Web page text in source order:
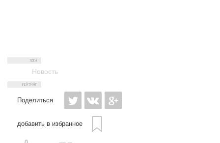
Новость
Поделиться
добавить в избранное